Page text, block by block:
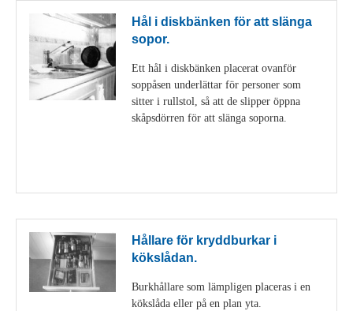
Hål i diskbänken för att slänga
sopor.
Ett hål i diskbänken placerat ovanför
soppåsen underlättar för personer som
sitter i rullstol, så att de slipper öppna
skåpsdörren för att slänga soporna.
Hållare för kryddburkar i
kökslådan.
Burkhållare som lämpligen placeras i en
kökslåda eller på en plan yta.